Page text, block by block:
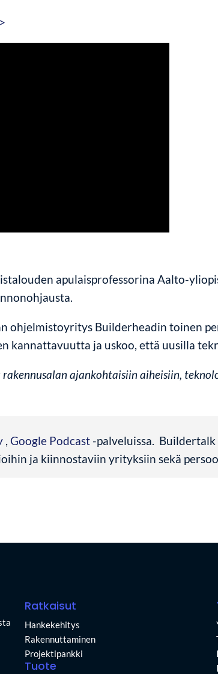
apulaisprofessorina Aalto-
ohjelmistoyritys Builderheadin toinen
kannattavuutta ja uskoo, että uusilla
ajankohtaisiin aiheisiin,
Google Podcast -palveluissa.
ja kiinnostaviin yrityksiin sekä
Ratkaisut
Hankekehitys
Rakennuttaminen
Projektipankki
Tuote